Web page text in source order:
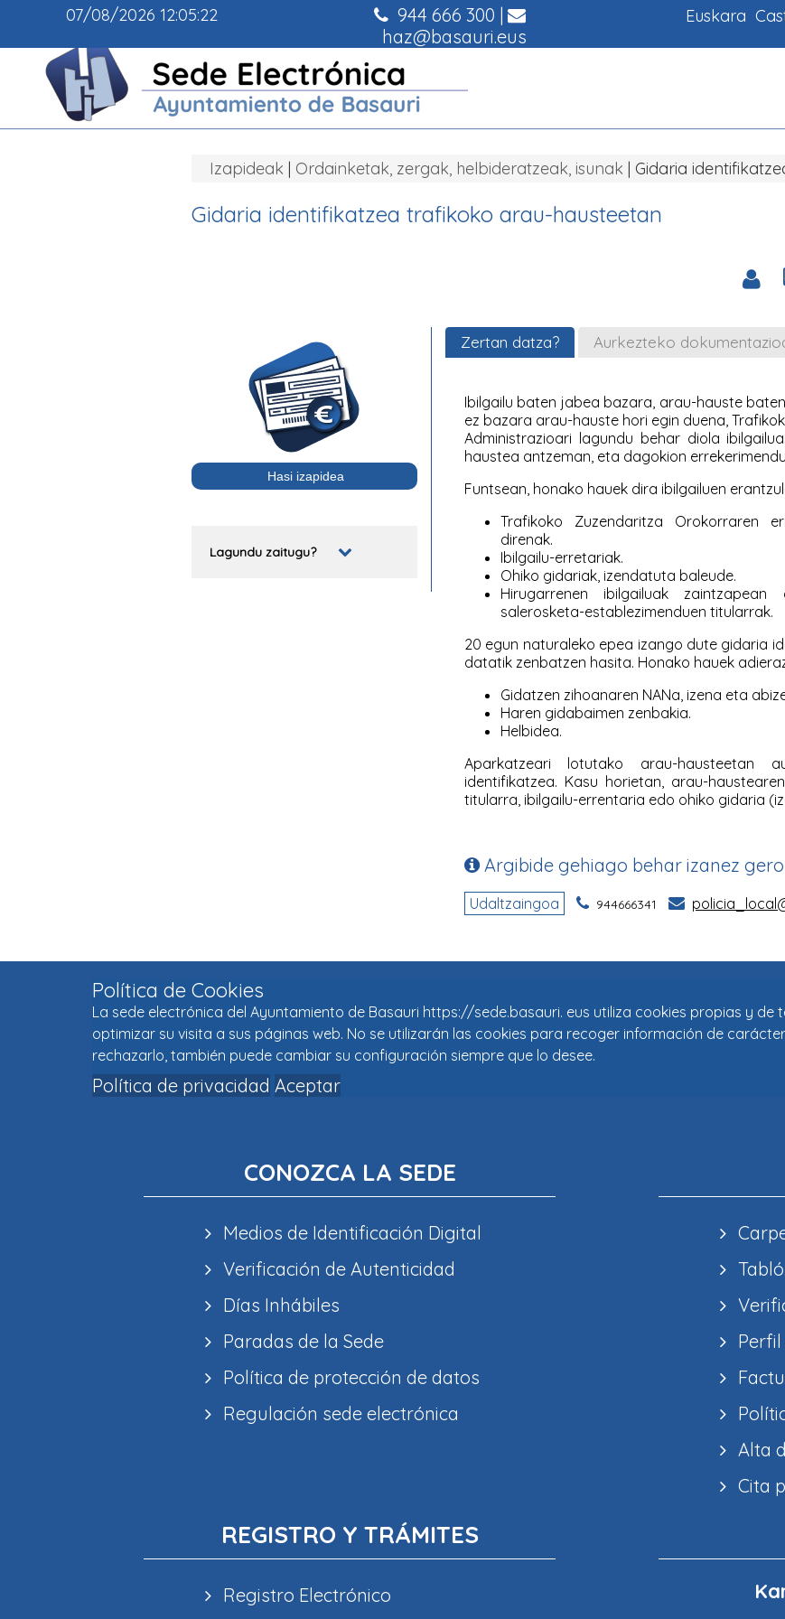
07/08/2026 12:05:22 944 666 300 |
haz@basauri.eus
Euskara
Política de Cookies
La sede electrónica del Ayuntamiento de Basauri https://sede.basauri. eus utiliza cookies propias y
optimizar su visita a sus páginas web. No se utilizarán las cookies para recoger información de
rechazarlo, también puede cambiar su configuración siempre que lo desee.
Política de privacidad Aceptar
CONOZCA LA SEDE
Medios de Identificación Digital
Verificación de Autenticidad
Días Inhábiles
Paradas de la Sede
Política de protección de datos
Regulación sede electrónica
Alta
Cita
REGISTRO Y TRÁMITES
Registro Electrónico